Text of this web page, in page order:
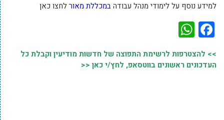
למידע נוסף על לימודי מנהל עבודהבמכללת מאורלחצו כאן
Facebook
>> להצטרפות לרשימת התפוצה של חדשות מודיעין וקבלת כל
העדכונים ראשונים בווטסאפ, לחץ/י כאן <<